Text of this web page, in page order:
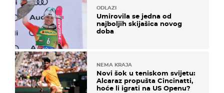
ODLAZI
Umirovila se jedna od
najboljih skijašica novog
doba
NEMA KRAJA
Novi šok u teniskom svijetu:
Alcaraz propušta Cincinatti,
hoće li igrati na US Openu?